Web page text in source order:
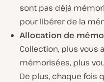
sont pas déjà
pour libérer de la
Allocation de
Collection, plus vous
mémorisées, plus
De plus, chaque fois